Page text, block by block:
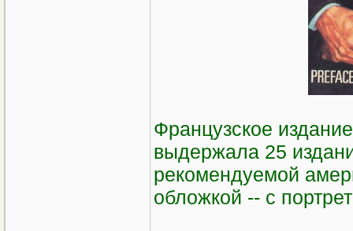
Французское
выдержала 25
рекомендуемой
обложкой -- c